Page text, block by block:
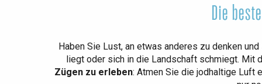
Die
Haben Sie Lust, an etwas anderes zu denken
liegt oder sich in die Landschaft schmiegt. Mit
Zügen zu erleben: Atmen Sie die jodhaltige Luft